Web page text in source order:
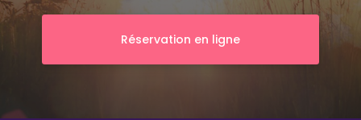
Réservation en ligne